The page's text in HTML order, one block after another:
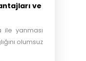
ve
ile yanması
olumsuz